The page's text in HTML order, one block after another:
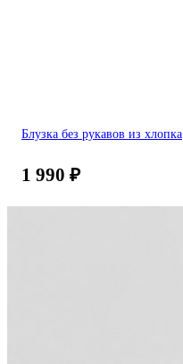
Блузка без рукавов из хлопка
1 990 ₽